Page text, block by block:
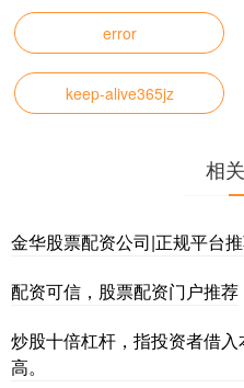
error
keep-alive365jz
相
金华股票配资公司|正规平台
配资可信，股票配资门户推荐
炒股十倍杠杆，指投资者借
高。